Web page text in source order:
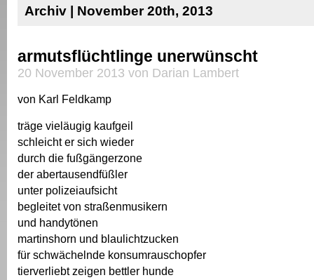
Archiv | November 20th, 2013
armutsflüchtlinge unerwünscht
20 November 2013 von Darian Lambert
von Karl Feldkamp
träge vieläugig kaufgeil
schleicht er sich wieder
durch die fußgängerzone
der abertausendfüßler
unter polizeiaufsicht
begleitet von straßenmusikern
und handytönen
martinshorn und blaulichtzucken
für schwächelnde konsumrauschopfer
tierverliebt zeigen bettler hunde